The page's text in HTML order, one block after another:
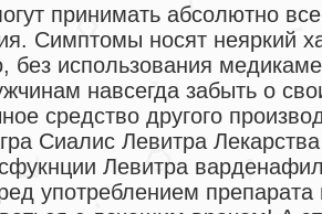
принимать абсолютно
Симптомы носят неяркий
без использования
навсегда забыть о
средство другого
Сиалис Левитра
Левитра
употреблением препарата